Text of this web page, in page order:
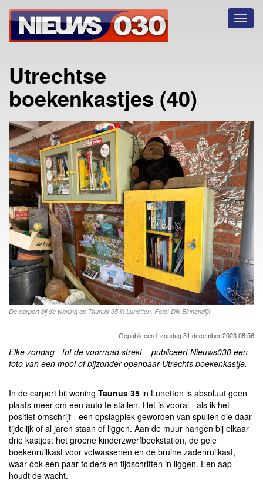
Utrechtse
boekenkastjes (40)
De carport bij de woning op Taunus 35 in Lunetten. Foto: Dik Binnendijk
Gepubliceerd: zondag 31 december 2023 08:56
Elke zondag - tot de voorraad strekt – publiceert Nieuws030 een
foto van een mooi of bijzonder openbaar Utrechts boekenkastje.
In de carport bij woning Taunus 35 in Lunetten is absoluut geen
plaats meer om een auto te stallen. Het is vooral - als ik het
positief omschrijf - een opslagplek geworden van spullen die daar
tijdelijk of al jaren staan of liggen. Aan de muur hangen bij elkaar
drie kastjes: het groene kinderzwerfboekstation, de gele
boekenruilkast voor volwassenen en de bruine zadenruilkast,
waar ook een paar folders en tijdschriften in liggen. Een aap
houdt de wacht.